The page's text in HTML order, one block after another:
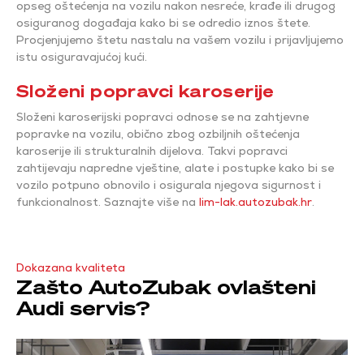
opseg oštećenja na vozilu nakon nesreće, krađe ili drugog
osiguranog događaja kako bi se odredio iznos štete.
Procjenjujemo štetu nastalu na vašem vozilu i prijavljujemo
istu osiguravajućoj kući.
Složeni popravci karoserije
Složeni karoserijski popravci odnose se na zahtjevne
popravke na vozilu, obično zbog ozbiljnih oštećenja
karoserije ili strukturalnih dijelova. Takvi popravci
zahtijevaju napredne vještine, alate i postupke kako bi se
vozilo potpuno obnovilo i osigurala njegova sigurnost i
funkcionalnost. Saznajte više na lim-lak.autozubak.hr.
Dokazana kvaliteta
Zašto AutoZubak ovlašteni
Audi servis?